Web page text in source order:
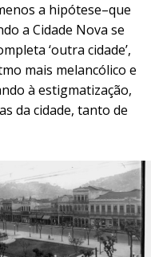
a hipótese–que
a Cidade Nova se
‘outra cidade’,
mais melancólico e
à estigmatização,
da cidade, tanto de